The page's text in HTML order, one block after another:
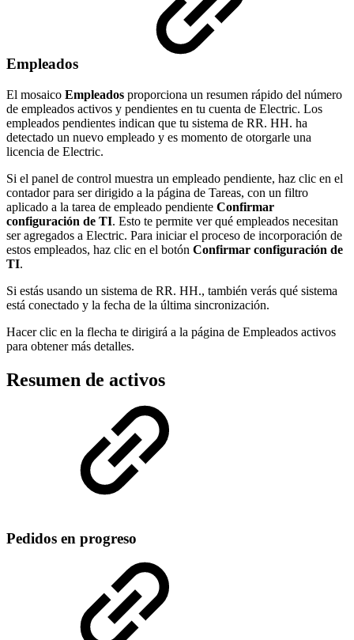
Empleados
El mosaico Empleados proporciona un resumen rápido del número
de empleados activos y pendientes en tu cuenta de Electric. Los
empleados pendientes indican que tu sistema de RR. HH. ha
detectado un nuevo empleado y es momento de otorgarle una
licencia de Electric.
Si el panel de control muestra un empleado pendiente, haz clic en el
contador para ser dirigido a la página de Tareas, con un filtro
aplicado a la tarea de empleado pendiente Confirmar
configuración de TI. Esto te permite ver qué empleados necesitan
ser agregados a Electric. Para iniciar el proceso de incorporación de
estos empleados, haz clic en el botón Confirmar configuración de
TI.
Si estás usando un sistema de RR. HH., también verás qué sistema
está conectado y la fecha de la última sincronización.
Hacer clic en la flecha te dirigirá a la página de Empleados activos
para obtener más detalles.
Resumen de activos
Pedidos en progreso